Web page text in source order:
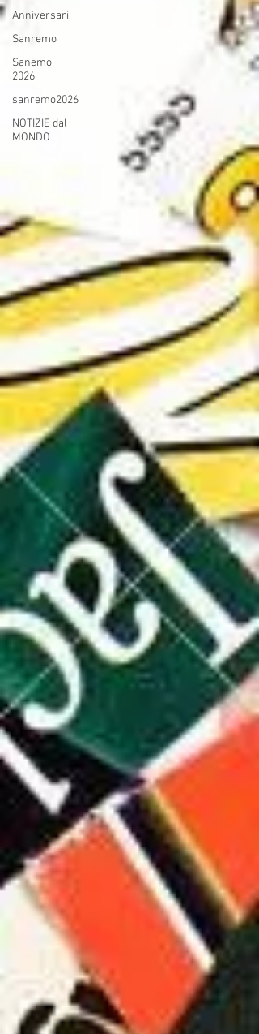
Anniversari
Sanremo
Sanemo
2026
sanremo2026
NOTIZIE dal
MONDO